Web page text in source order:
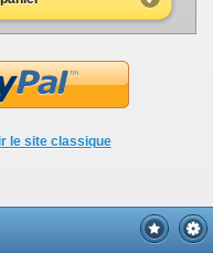
le site classique